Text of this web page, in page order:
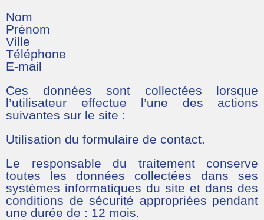
Nom
Prénom
Ville
Téléphone
E-mail
Ces données sont collectées lorsque
l’utilisateur effectue l’une des actions
suivantes sur le site :
Utilisation du formulaire de contact.
Le responsable du traitement conserve
toutes les données collectées dans ses
systèmes informatiques du site et dans des
conditions de sécurité appropriées pendant
une durée de : 12 mois.